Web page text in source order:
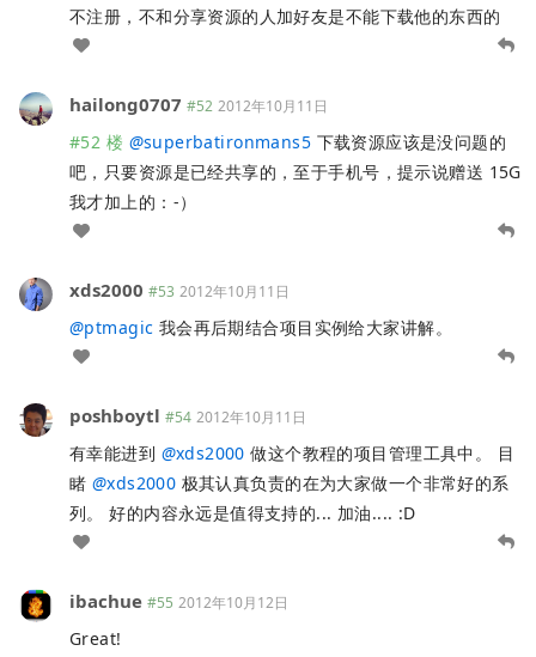
不注册，不和分享资源的人加好友是不能下载他的东西的
hailong0707 #52 2012年10月11日
#52 楼 @superbatironmans5 下载资源应该是没问题的
吧，只要资源是已经共享的，至于手机号，提示说赠送 15G
我才加上的：-）
xds2000 #53 2012年10月11日
@ptmagic 我会再后期结合项目实例给大家讲解。
poshboytl #54 2012年10月11日
有幸能进到 @xds2000 做这个教程的项目管理工具中。 目
睹 @xds2000 极其认真负责的在为大家做一个非常好的系
列。 好的内容永远是值得支持的... 加油.... :D
ibachue #55 2012年10月12日
Great!